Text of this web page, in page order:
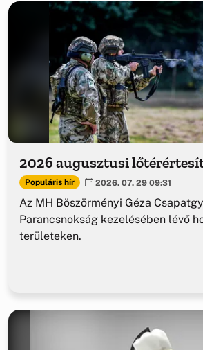
2026 augusztusi
Populáris hír 2026. 07. 29 09:31
Az MH Böszörményi Géza
Parancsnokság kezelésében lévő
területeken.